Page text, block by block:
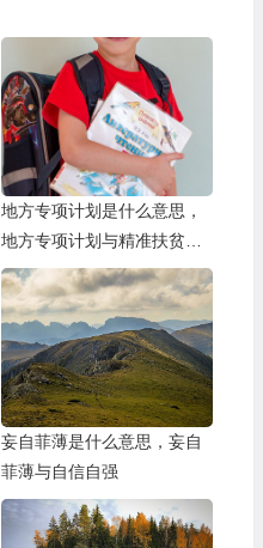
地方专项计划是什么意思，
地方专项计划与精准扶贫的
结合
妄自菲薄是什么意思，妄自
菲薄与自信自强